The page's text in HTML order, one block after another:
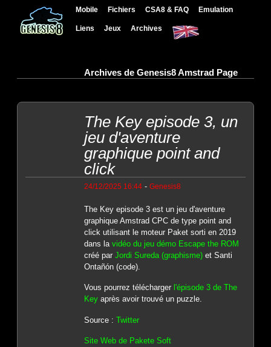
Mobile Fichiers CSA8 & FAQ Emulation
Liens Jeux Archives
Archives de Genesis8 Amstrad Page
The Key episode 3, un
jeu d'aventure
graphique point and
click
24/12/2025 16:44- Genesis8
The Key episode 3 est un jeu d'aventure
graphique Amstrad CPC de type point and
click utilisant le moteur Paket sorti en 2019
dans la vidéo du jeu démo Escape the ROM
créé par Jordi Sureda (graphisme)et Santi
Ontañón (code).
Vous pourrez télécharger l'épisode 3 de The
Keyaprès avoir trouvé un puzzle.
Source : Twitter
Site Web de Pakete Soft